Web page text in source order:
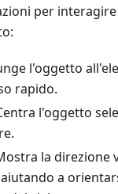
per
l'oggetto
rapido.
l'oggetto
la direzione
a